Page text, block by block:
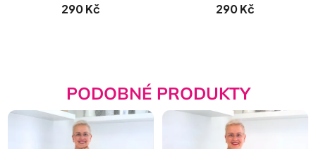
290 Kč 290 Kč
PODOBNÉ PRODUKTY